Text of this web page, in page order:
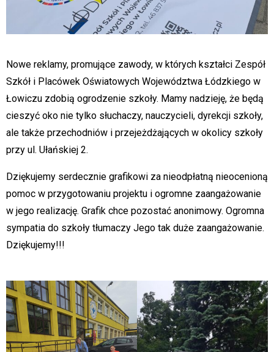
Nowe reklamy, promujące zawody, w których kształci Zespół
Szkół i Placówek Oświatowych Województwa Łódzkiego w
Łowiczu zdobią ogrodzenie szkoły. Mamy nadzieję, że będą
cieszyć oko nie tylko słuchaczy, nauczycieli, dyrekcji szkoły,
ale także przechodniów i przejeżdżających w okolicy szkoły
przy ul. Ułańskiej 2.
Dziękujemy serdecznie grafikowi za nieodpłatną nieocenioną
pomoc w przygotowaniu projektu i ogromne zaangażowanie
w jego realizację. Grafik chce pozostać anonimowy. Ogromna
sympatia do szkoły tłumaczy Jego tak duże zaangażowanie.
Dziękujemy!!!